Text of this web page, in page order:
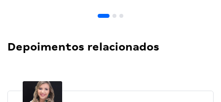
Depoimentos relacionados